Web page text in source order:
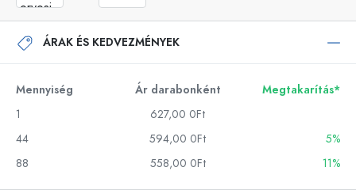
ÁRAK ÉS KEDVEZMÉNYEK
Mennyiség Ár darabonként
Megtakarítás*
1
627,00 0Ft
44
594,00 0Ft
5%
88
558,00 0Ft 11%